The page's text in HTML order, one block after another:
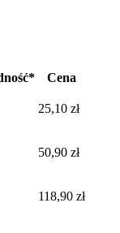
Cena
25,10 zł
50,90 zł
118,90 zł